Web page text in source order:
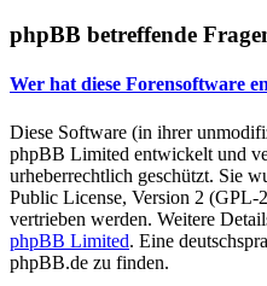
phpBB betreffende
Wer hat diese Forensoftware
Diese Software (in ihrer
phpBB Limited entwickelt und
urheberrechtlich geschützt. Sie
Public License, Version 2
vertrieben werden. Weitere
phpBB Limited. Eine
phpBB.de zu finden.